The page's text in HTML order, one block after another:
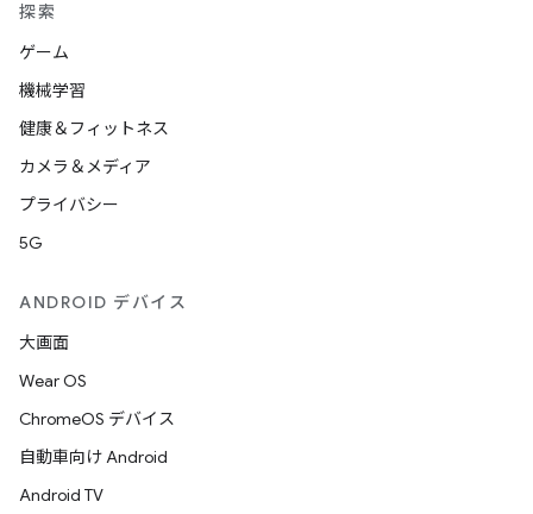
探索
ゲーム
機械学習
健康＆フィットネス
カメラ＆メディア
プライバシー
5G
ANDROID デバイス
大画面
Wear OS
ChromeOS デバイス
自動車向け Android
Android TV